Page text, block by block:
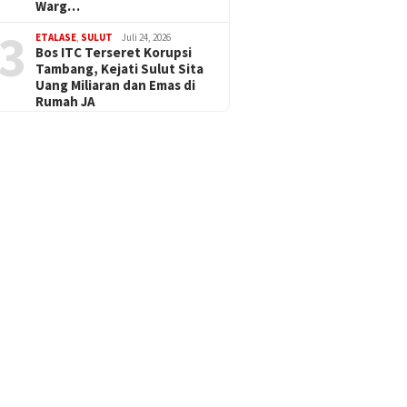
Warg…
ETALASE, SULUT Juli 24, 2026
Bos ITC Terseret Korupsi
Tambang, Kejati Sulut Sita
Uang Miliaran dan Emas di
Rumah JA